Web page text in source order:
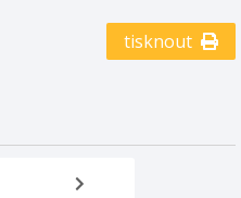
tisknout